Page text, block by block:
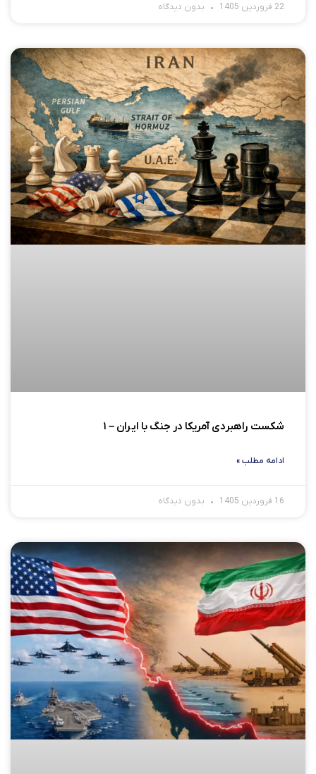
22 فروردین 1405 بدون دیدگاه
شکست راهبردی آمریکا در جنگ با ایران – ۱
ادامه مطلب »
16 فروردین 1405 بدون دیدگاه